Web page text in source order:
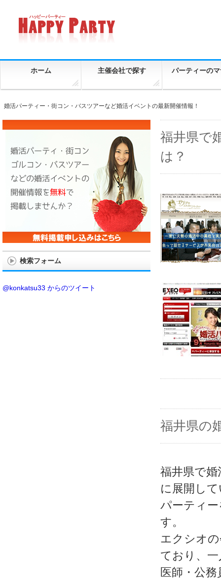
ホーム 主催会社で探す パーティーの
婚活パーティー・街コン・バスツアーなど婚活イベントの最新開催情報！
福井県で
は？
福井県の
福井県で
に展開し
パーティ
す。
エクシオ
ており、
医師・公
検索フォーム
@konkatsu33 からのツイート